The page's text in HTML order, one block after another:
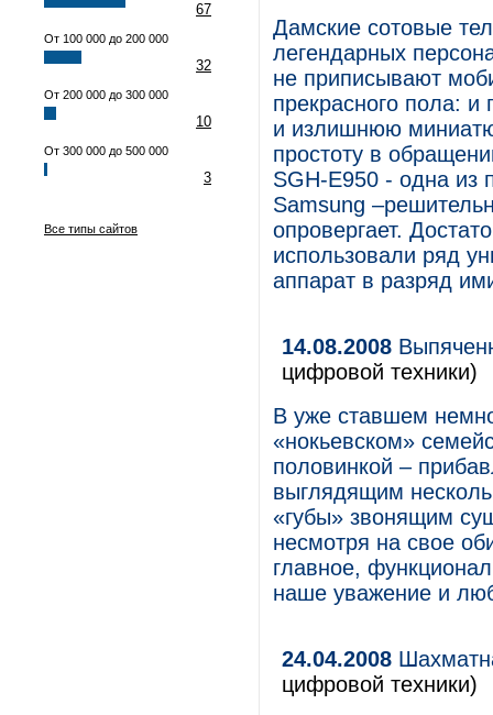
67
От 100 000 до 200 000
32
От 200 000 до 300 000
10
От 300 000 до 500 000
3
Все типы сайтов
Дамские сотовые
легендарных
не приписывают
прекрасного пола:
и излишнюю
простоту в
SGH-E950 - одна из
Samsung
опровергает.
использовали ряд
аппарат в разряд
14.08.2008
цифровой техники)
В уже ставшем
«нокьевском»
половинкой –
выглядящим
«губы» звонящим
несмотря на свое
главное,
наше уважение и
24.04.2008
цифровой техники)